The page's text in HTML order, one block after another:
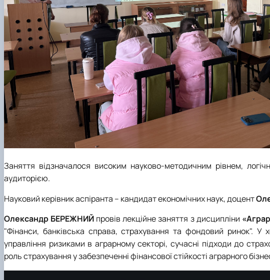
Заняття відзначалося високим науково-методичним рівнем,
аудиторією.
Науковий керівник аспіранта – кандидат економічних наук, доцент
Олександр БЕРЕЖНИЙ провів лекційне заняття з дисципліни
"Фінанси, банківська справа, страхування та фондовий ринок". У
управління ризиками в аграрному секторі, сучасні підходи до
роль страхування у забезпеченні фінансової стійкості аграрного